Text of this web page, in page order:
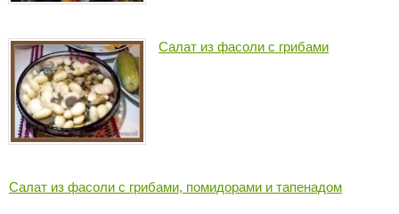
Салат из фасоли с грибами
Салат из фасоли с грибами, помидорами и тапенадом